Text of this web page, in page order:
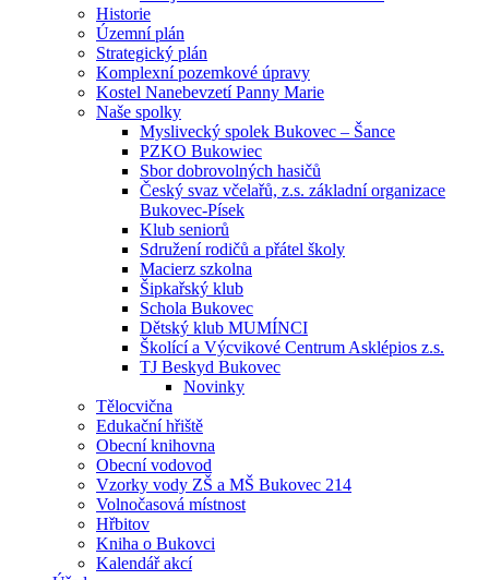
Historie
Územní plán
Strategický plán
Komplexní pozemkové úpravy
Kostel Nanebevzetí Panny Marie
Naše spolky
Myslivecký spolek Bukovec – Šance
PZKO Bukowiec
Sbor dobrovolných hasičů
Český svaz včelařů, z.s. základní organizace
Bukovec-Písek
Klub seniorů
Sdružení rodičů a přátel školy
Macierz szkolna
Šipkařský klub
Schola Bukovec
Dětský klub MUMÍNCI
Školící a Výcvikové Centrum Asklépios z.s.
TJ Beskyd Bukovec
Novinky
Tělocvična
Edukační hřiště
Obecní knihovna
Obecní vodovod
Vzorky vody ZŠ a MŠ Bukovec 214
Volnočasová místnost
Hřbitov
Kniha o Bukovci
Kalendář akcí